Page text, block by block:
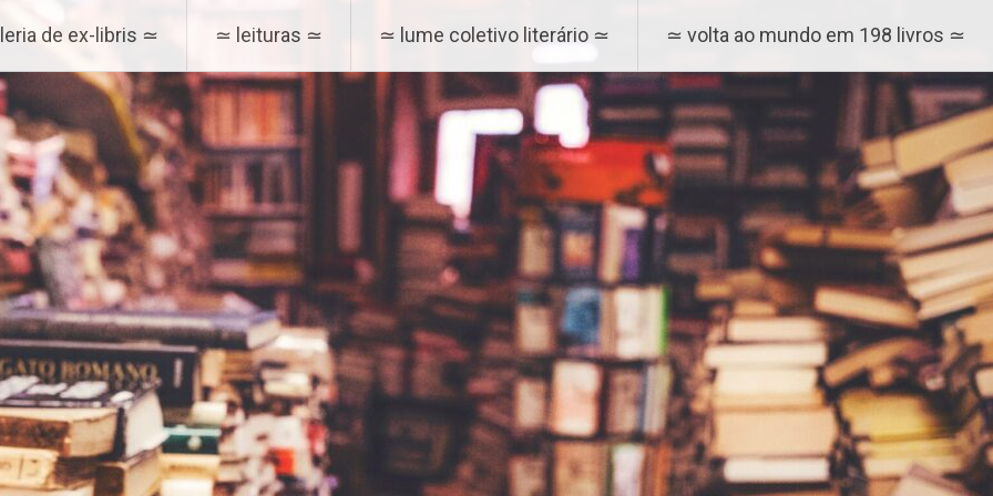
de ex-libris ≃ ≃ leituras ≃ ≃ lume coletivo literário ≃ ≃ volta ao mundo em 198 livros ≃